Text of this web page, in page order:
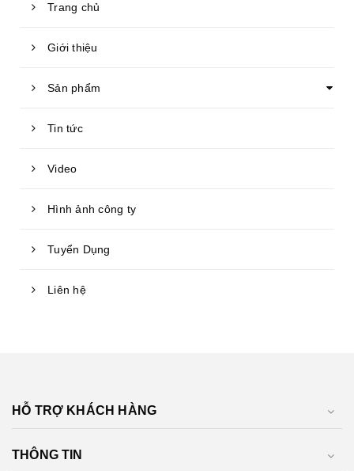
Trang chủ
Giới thiệu
Sản phẩm
Tin tức
Video
Hình ảnh công ty
Tuyển Dụng
Liên hệ
HỖ TRỢ KHÁCH HÀNG
THÔNG TIN